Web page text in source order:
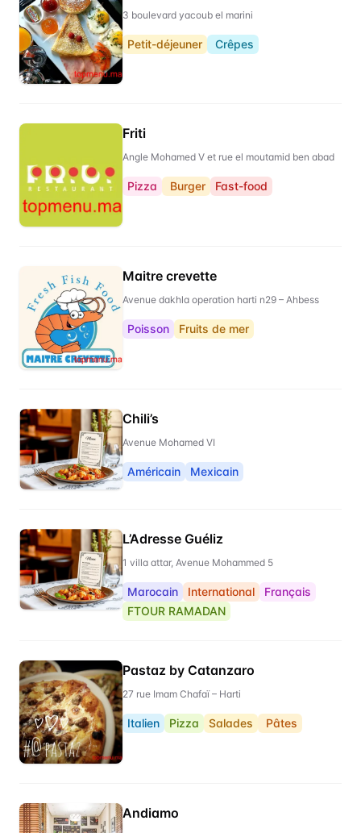
3 boulevard yacoub el marini
Petit-déjeuner Crêpes
Friti
Angle Mohamed V et rue el moutamid ben abad
Pizza Burger Fast-food
Maitre crevette
Avenue dakhla operation harti n29 – Ahbess
Poisson Fruits de mer
Chili’s
Avenue Mohamed VI
Américain Mexicain
L’Adresse Guéliz
1 villa attar, Avenue Mohammed 5
Marocain International
Français
FTOUR RAMADAN
Pastaz by Catanzaro
27 rue Imam Chafaï – Harti
Italien Pizza Salades Pâtes
Andiamo